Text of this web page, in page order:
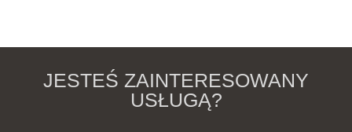
JESTEŚ ZAINTERESOWANY
USŁUGĄ?